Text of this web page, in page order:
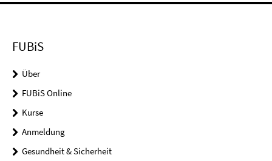
FUBiS
Über
FUBiS Online
Kurse
Anmeldung
Gesundheit & Sicherheit